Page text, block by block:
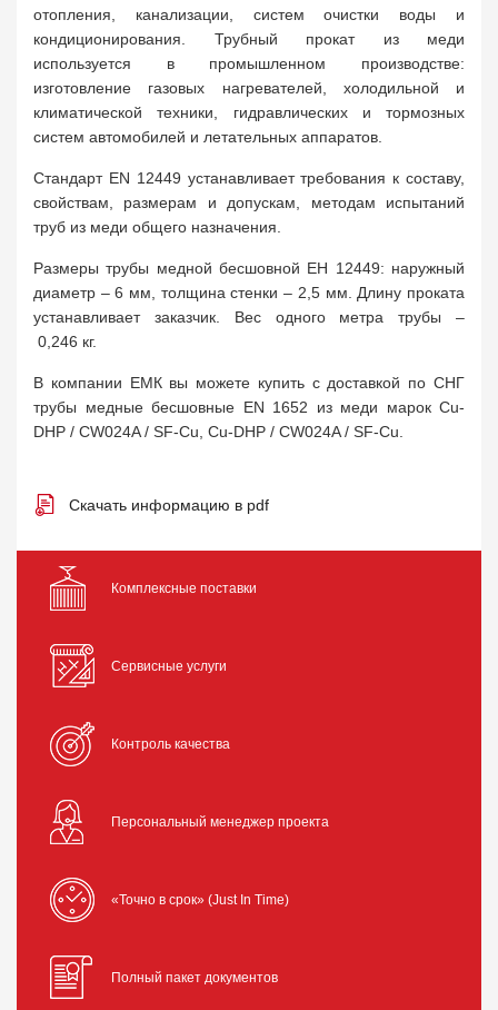
отопления, канализации, систем очистки воды и
кондиционирования. Трубный прокат из меди
используется в промышленном производстве:
изготовление газовых нагревателей, холодильной и
климатической техники, гидравлических и тормозных
систем автомобилей и летательных аппаратов.
Стандарт EN 12449 устанавливает требования к составу,
свойствам, размерам и допускам, методам испытаний
труб из меди общего назначения.
Размеры трубы медной бесшовной ЕН 12449: наружный
диаметр – 6 мм, толщина стенки – 2,5 мм. Длину проката
устанавливает заказчик. Вес одного метра трубы –
0,246 кг.
В компании ЕМК вы можете купить с доставкой по СНГ
трубы медные бесшовные EN 1652 из меди марок Cu-
DHP / CW024A / SF-Cu, Cu-DHP / CW024A / SF-Cu.
Скачать информацию в pdf
Комплексные поставки
Сервисные услуги
Контроль качества
Персональный менеджер проекта
«Точно в срок» (Just In Time)
Полный пакет документов